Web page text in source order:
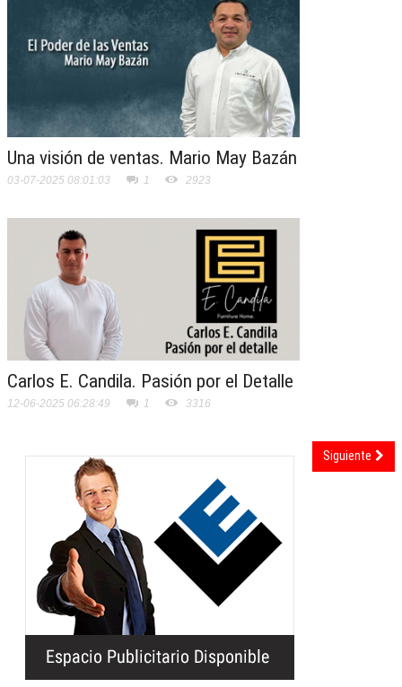
Una visión de ventas. Mario May Bazán
03-07-2025 08:01:03 1 2923
Carlos E. Candila. Pasión por el Detalle
12-06-2025 06:28:49 1 3316
Siguiente